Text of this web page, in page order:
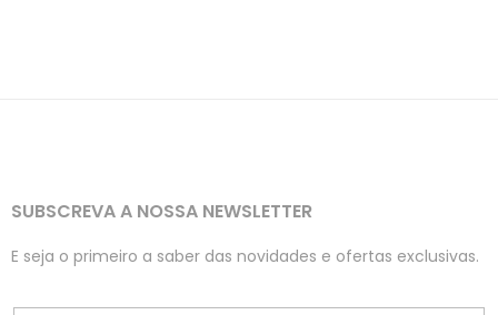
SUBSCREVA A NOSSA NEWSLETTER
E seja o primeiro a saber das novidades e ofertas exclusivas.